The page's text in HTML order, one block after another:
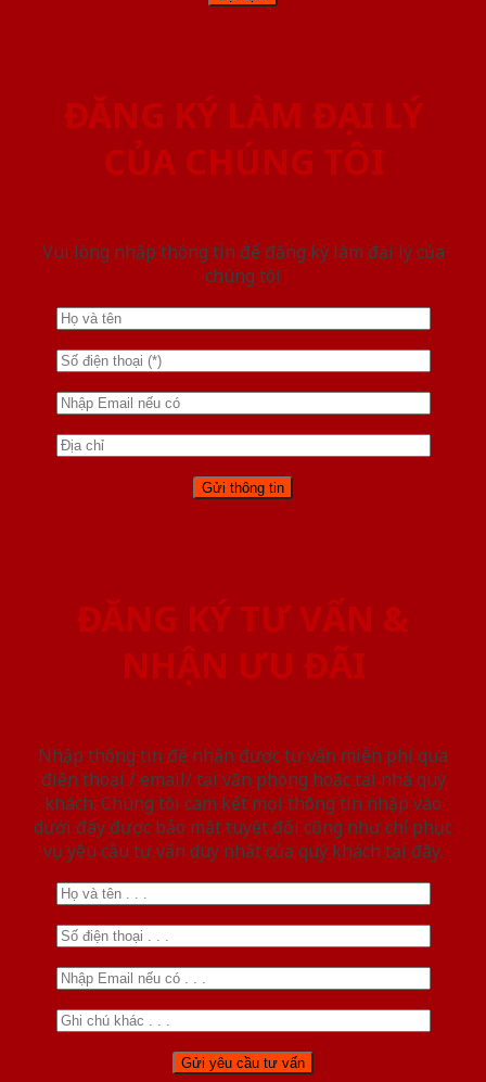
ĐĂNG KÝ LÀM ĐẠI LÝ
CỦA CHÚNG TÔI
Vui lòng nhập thông tin để đăng ký làm đại lý của
chúng tôi
ĐĂNG KÝ TƯ VẤN &
NHẬN ƯU ĐÃI
Nhập thông tin để nhận được tư vấn miễn phí qua
điện thoại / email/ tại văn phòng hoặc tại nhà quý
khách. Chúng tôi cam kết mọi thông tin nhập vào
dưới đây được bảo mật tuyệt đối cũng như chỉ phục
vụ yêu cầu tư vấn duy nhất của quý khách tại đây.